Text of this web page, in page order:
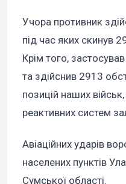
Учора противник
під час яких скинув
Крім того,
та здійснив 2913
позицій наших
реактивних систем
Авіаційних ударів
населених пунктів
Сумської області.